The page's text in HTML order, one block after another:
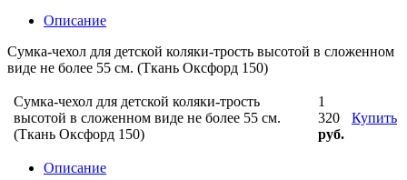
Описание
Сумка-чехол для детской коляки-трость высотой в сложенном
виде не более 55 см. (Ткань Оксфорд 150)
Сумка-чехол для детской коляки-трость
высотой в сложенном виде не более 55 см.
(Ткань Оксфорд 150)
1
320
руб.
Купить
Описание